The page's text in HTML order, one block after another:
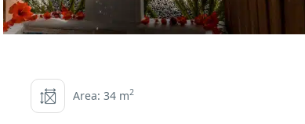
Area: 34 m2